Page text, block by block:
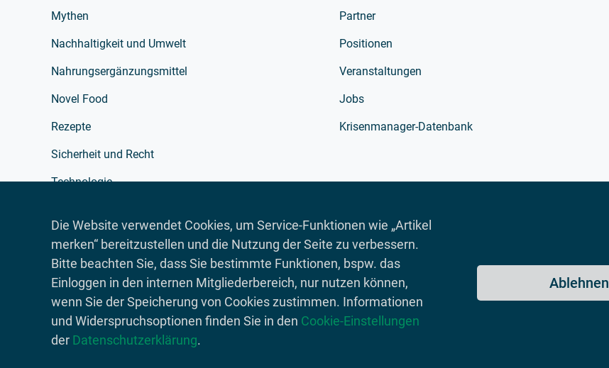
Die Website verwendet Cookies, um Service-Funktionen wie „Artikel
merken“ bereitzustellen und die Nutzung der Seite zu verbessern.
Bitte beachten Sie, dass Sie bestimmte Funktionen, bspw. das
Einloggen in den internen Mitgliederbereich, nur nutzen können,
wenn Sie der Speicherung von Cookies zustimmen. Informationen
und Widerspruchsoptionen finden Sie in den Cookie-Einstellungen
der Datenschutzerklärung.
Ablehnen
Mythen
Nachhaltigkeit und Umwelt
Nahrungsergänzungsmittel
Novel Food
Rezepte
Sicherheit und Recht
Technologie
Verpackung
Werbung
Partner
Positionen
Veranstaltungen
Jobs
Krisenmanager-Datenbank
© 2026 Lebensmittelverband Deutschland